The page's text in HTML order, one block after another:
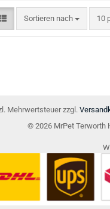
Sortieren nach
Sortieren nach 10
pro
Mehrwertsteuer zzgl.
© 2026 MrPet Terworth